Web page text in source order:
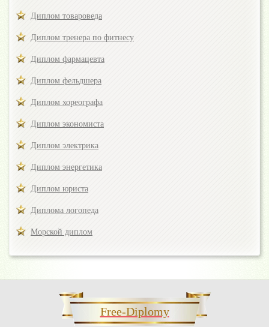
Диплом товароведа
Диплом тренера по фитнесу
Диплом фармацевта
Диплом фельдшера
Диплом хореографа
Диплом экономиста
Диплом электрика
Диплом энергетика
Диплом юриста
Диплома логопеда
Морской диплом
Free-Diplomy